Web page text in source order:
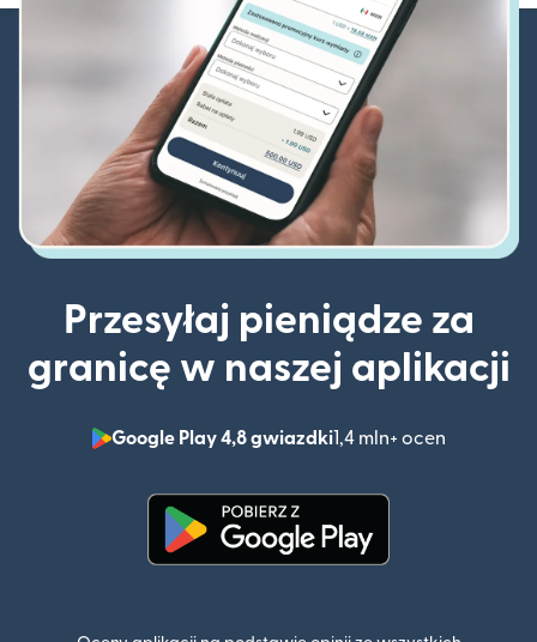
Przesyłaj pieniądze za
granicę w naszej aplikacji
Google Play 4,8 gwiazdki1,4 mln+ ocen
(otwiera